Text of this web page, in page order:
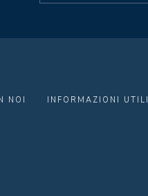
NOI INFORMAZIONI UTILI